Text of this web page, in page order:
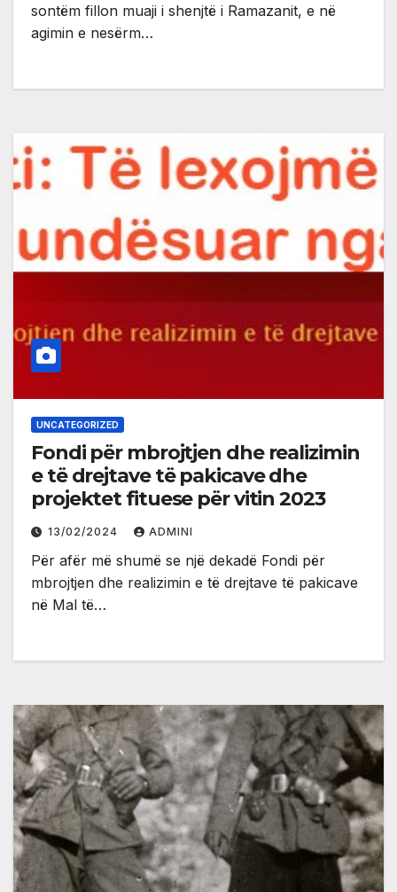
sontëm fillon muaji i shenjtë i Ramazanit, e në
agimin e nesërm…
UNCATEGORIZED
Fondi për mbrojtjen dhe realizimin
e të drejtave të pakicave dhe
projektet fituese për vitin 2023
13/02/2024 ADMINI
Për afër më shumë se një dekadë Fondi për
mbrojtjen dhe realizimin e të drejtave të pakicave
në Mal të…